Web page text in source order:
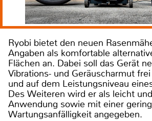
Ryobi bietet den neuen
Angaben als komfortable
Flächen an. Dabei soll das Gerät
Vibrations- und Geräuscharmut
und auf dem Leistungsniveau
Des Weiteren wird er als leicht
Anwendung sowie mit einer
Wartungsanfälligkeit angegeben.